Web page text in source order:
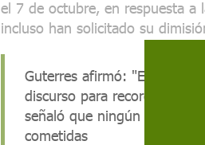
el 7 de octubre, en respuesta a
incluso han solicitado su
Guterres afirmó: "Es falso.
discurso para recordar que
señaló que ningún
cometidas